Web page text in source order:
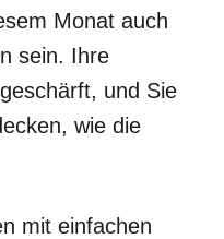
Monat auch
sein. Ihre
und Sie
wie die
mit einfachen